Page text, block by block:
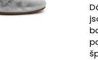
TANEČNÍ